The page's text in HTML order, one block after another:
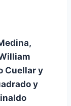
Cuellar y
y